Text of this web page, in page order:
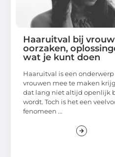
Haaruitval bij
oorzaken,
wat je kunt doen
Haaruitval is een onderwerp
vrouwen mee te maken
dat lang niet altijd openlijk
wordt. Toch is het een
fenomeen ...